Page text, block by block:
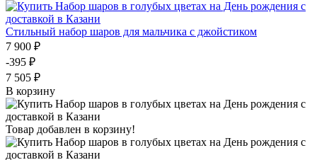
Стильный набор шаров для мальчика с джойстиком
7 900 ₽
-395 ₽
7 505 ₽
В корзину
Товар добавлен в корзину!